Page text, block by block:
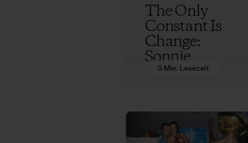
The Only
Constant Is
Change:
Sonnie
Trotter
Far
Sonnie Trotter
5 Min. Lesezeit